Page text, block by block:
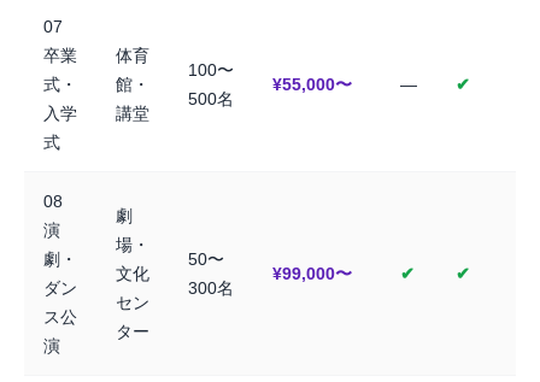
07
卒業
式・
入学
式
体育
館・
講堂
100〜
500名
¥55,000〜 — ✔
08
演
劇・
ダン
ス公
演
劇
場・
文化
セン
ター
50〜
300名
¥99,000〜 ✔ ✔